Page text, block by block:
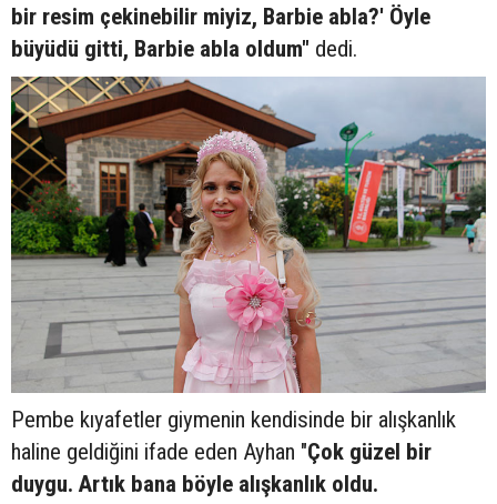
bir resim çekinebilir miyiz, Barbie abla?' Öyle
büyüdü gitti, Barbie abla oldum" dedi.
Pembe kıyafetler giymenin kendisinde bir alışkanlık
haline geldiğini ifade eden Ayhan "Çok güzel bir
duygu. Artık bana böyle alışkanlık oldu.